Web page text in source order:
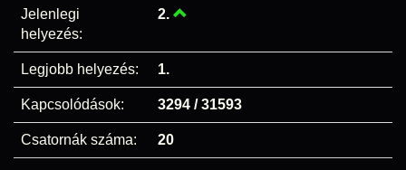
Jelenlegi
helyezés:
2.
Legjobb helyezés: 1.
Kapcsolódások: 3294 / 31593
Csatornák száma: 20